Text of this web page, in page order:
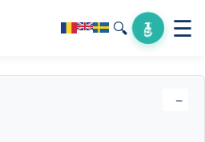
🔍 ☰
−